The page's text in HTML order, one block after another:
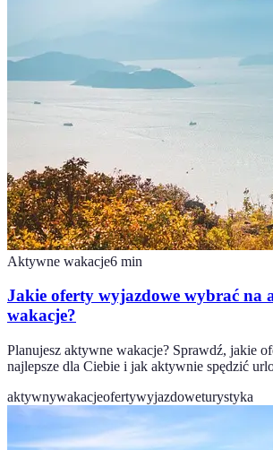
Aktywne wakacje6 min
Jakie oferty wyjazdowe wybrać na
wakacje?
Planujesz aktywne wakacje? Sprawdź, jakie
najlepsze dla Ciebie i jak aktywnie spędzić
aktywnywakacjeofertywyjazdoweturystyka